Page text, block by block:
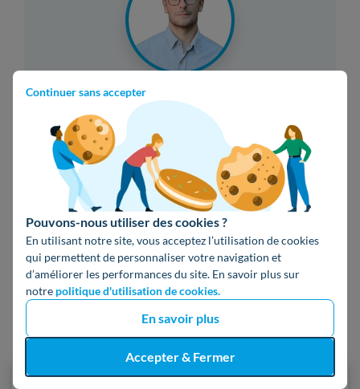
Continuer sans accepter
Pouvons-nous utiliser des cookies ?
En utilisant notre site, vous acceptez l’utilisation de cookies
qui permettent de personnaliser votre navigation et
d’améliorer les performances du site. En savoir plus sur
notre politique d'utilisation de cookies.
En savoir plus
Accepter & Fermer
Simon Desimpel
Rédacteur expert énergie
Après une première vie dans l’audiovisuel, Simon a
pris le chemin de la rédaction web et rejoint Hello
Watt en 2023. Sensible aux thématiques du
développement durable, il vous informe au mieux
pour réaliser des économies tout en réduisant votre
empreinte carbone.